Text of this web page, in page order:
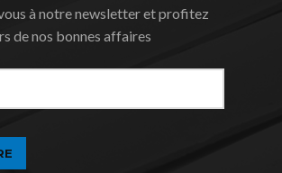
à notre newsletter et profitez
de nos bonnes affaires